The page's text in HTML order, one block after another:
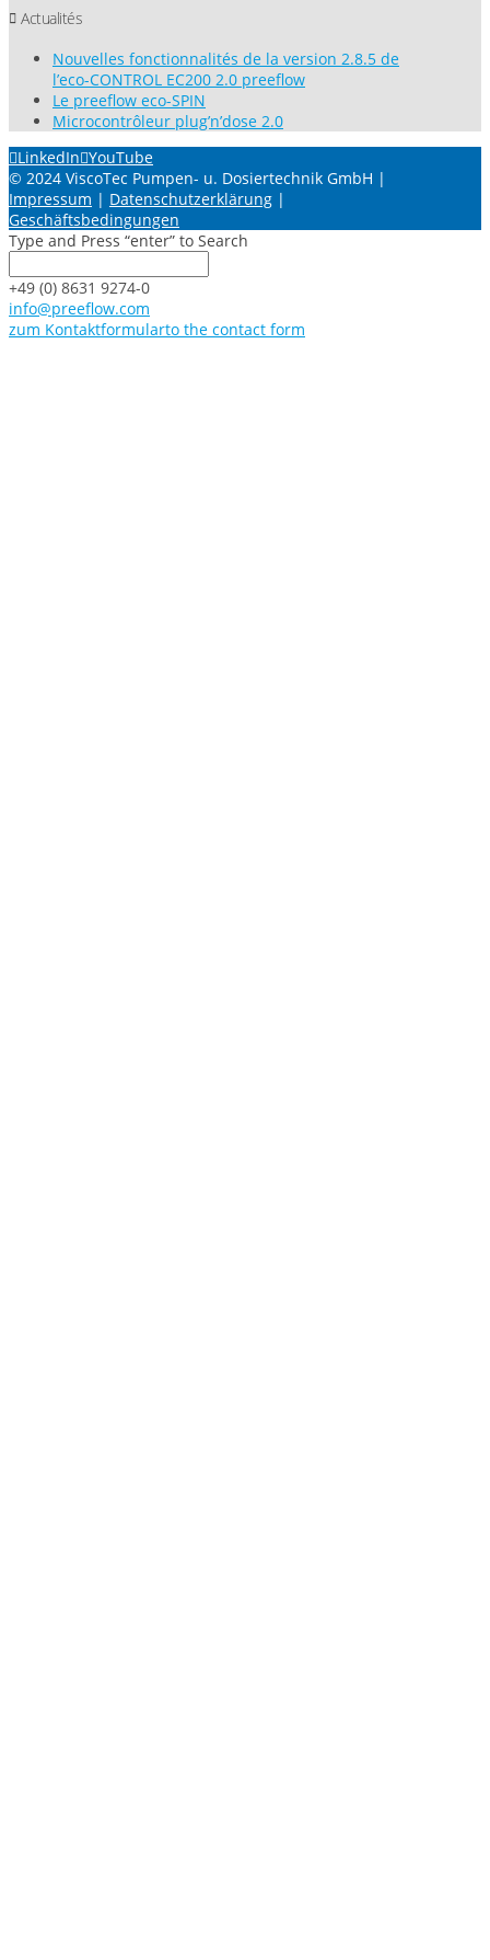
Actualités
Nouvelles fonctionnalités de la version 2.8.5 de
l’eco-CONTROL EC200 2.0 preeflow
Le preeflow eco-SPIN
Microcontrôleur plug’n’dose 2.0
LinkedIn YouTube
© 2024 ViscoTec Pumpen- u. Dosiertechnik GmbH |
Impressum | Datenschutzerklärung |
Geschäftsbedingungen
Type and Press “enter” to Search
+49 (0) 8631 9274-0
info@preeflow.com
zum Kontaktformularto the contact form